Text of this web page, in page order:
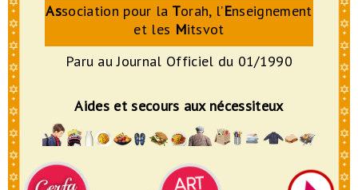
Association pour la Torah, l’Enseignement
et les Mitsvot
Paru au Journal Officiel du 01/1990
Aides et secours aux nécessiteux